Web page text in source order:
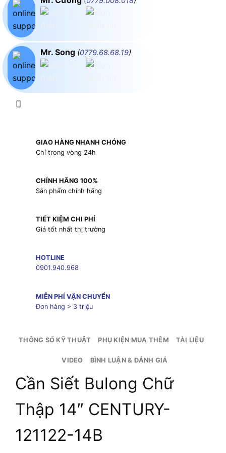
Mr. Song (0779.68.68.19)
GIAO HÀNG NHANH CHÓNG
Chỉ trong vòng 24h
CHÍNH HÃNG 100%
Sản phẩm chính hãng
TIẾT KIỆM CHI PHÍ
Giá tốt nhất thị trường
HOTLINE
0901.940.968
MIỄN PHÍ VẬN CHUYỂN
Đơn hàng > 3 triệu
THÔNG SỐ KỸ THUẬT PHỤ KIỆN MUA THÊM TÀI LIỆU
VIDEO BÌNH LUẬN & ĐÁNH GIÁ
Cần Siết Bulong Chữ
Thập 14″ CENTURY-
121122-14B